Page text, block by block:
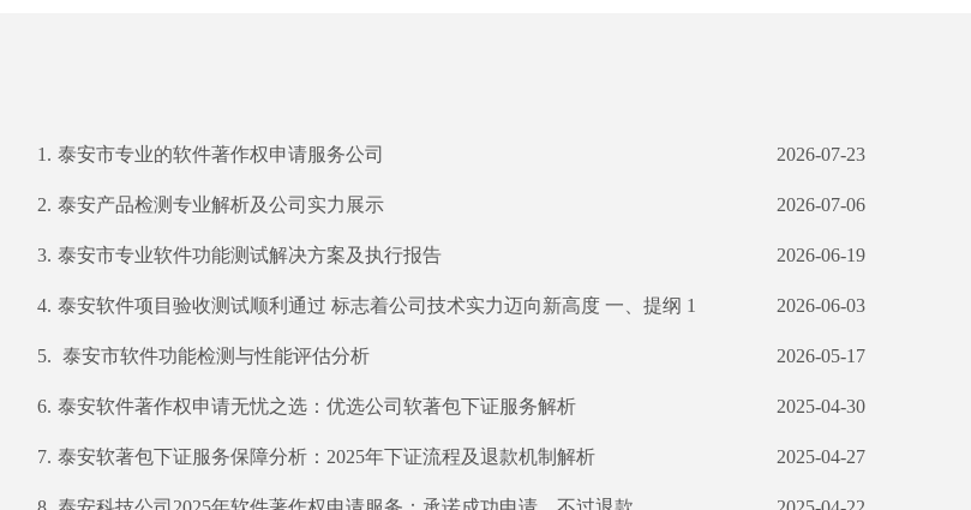
1. 泰安市专业的软件著作权申请服务公司 2026-07-23
2. 泰安产品检测专业解析及公司实力展示 2026-07-06
3. 泰安市专业软件功能测试解决方案及执行报告 2026-06-19
4. 泰安软件项目验收测试顺利通过 标志着公司技术实力迈向新高度 一、提纲 1 2026-06-03
5. 泰安市软件功能检测与性能评估分析 2026-05-17
6. 泰安软件著作权申请无忧之选：优选公司软著包下证服务解析 2025-04-30
7. 泰安软著包下证服务保障分析：2025年下证流程及退款机制解析 2025-04-27